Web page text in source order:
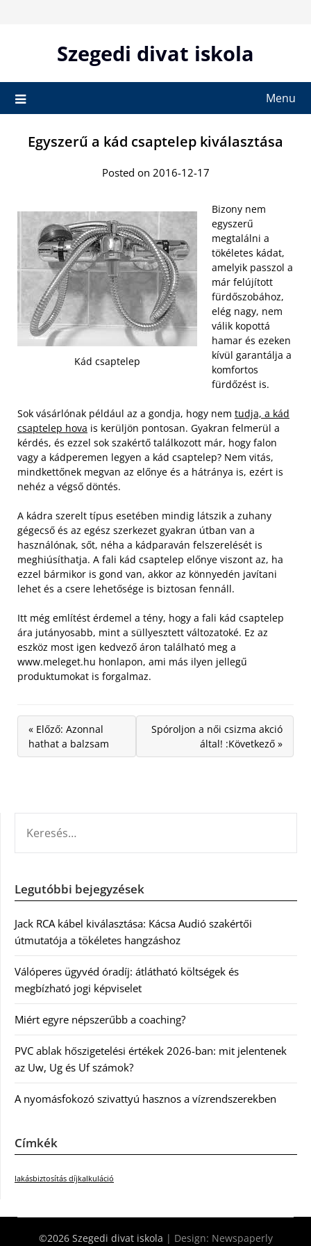
Szegedi divat iskola
Menu
Egyszerű a kád csaptelep kiválasztása
Posted on 2016-12-17
Kád csaptelep
Bizony nem
egyszerű
megtalálni a
tökéletes kádat,
amelyik passzol a
már felújított
fürdőszobához,
elég nagy, nem
válik kopottá
hamar és ezeken
kívül garantálja a
komfortos
fürdőzést is.
Sok vásárlónak például az a gondja, hogy nem tudja, a kád
csaptelep hova is kerüljön pontosan. Gyakran felmerül a
kérdés, és ezzel sok szakértő találkozott már, hogy falon
vagy a kádperemen legyen a kád csaptelep? Nem vitás,
mindkettőnek megvan az előnye és a hátránya is, ezért is
nehéz a végső döntés.
A kádra szerelt típus esetében mindig látszik a zuhany
gégecső és az egész szerkezet gyakran útban van a
használónak, sőt, néha a kádparaván felszerelését is
meghiúsíthatja. A fali kád csaptelep előnye viszont az, ha
ezzel bármikor is gond van, akkor az könnyedén javítani
lehet és a csere lehetősége is biztosan fennáll.
Itt még említést érdemel a tény, hogy a fali kád csaptelep
ára jutányosabb, mint a süllyesztett változatoké. Ez az
eszköz most igen kedvező áron található meg a
www.meleget.hu honlapon, ami más ilyen jellegű
produktumokat is forgalmaz.
« Előző: Azonnal
hathat a balzsam
Spóroljon a női csizma akció
által! :Következő »
Legutóbbi bejegyzések
Jack RCA kábel kiválasztása: Kácsa Audió szakértői
útmutatója a tökéletes hangzáshoz
Válóperes ügyvéd óradíj: átlátható költségek és
megbízható jogi képviselet
Miért egyre népszerűbb a coaching?
PVC ablak hőszigetelési értékek 2026-ban: mit jelentenek
az Uw, Ug és Uf számok?
A nyomásfokozó szivattyú hasznos a vízrendszerekben
Címkék
lakásbiztosítás díjkalkuláció
©2026 Szegedi divat iskola | Design: Newspaperly